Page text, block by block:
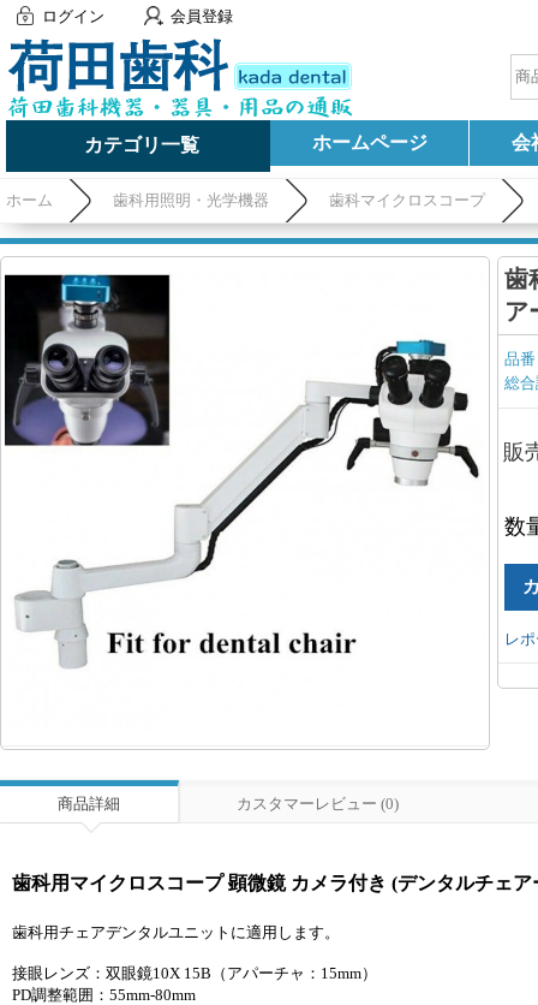
ログイン 会員登録
カテゴリ一覧 ホームページ 会
ホーム 歯科用照明・光学機器 歯科マイクロスコープ
歯
ア
品
総
販
数
レ
商品詳細 カスタマーレビュー (0)
歯科用マイクロスコープ 顕微鏡 カメラ付き (デンタルチェア
歯科用チェアデンタルユニットに適用します。
接眼レンズ：双眼鏡10X 15B（アパーチャ：15mm）
PD調整範囲：55mm-80mm